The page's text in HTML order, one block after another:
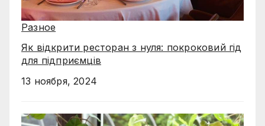
Разное
Як відкрити ресторан з нуля: покроковий гід
для підприємців
13 ноября, 2024